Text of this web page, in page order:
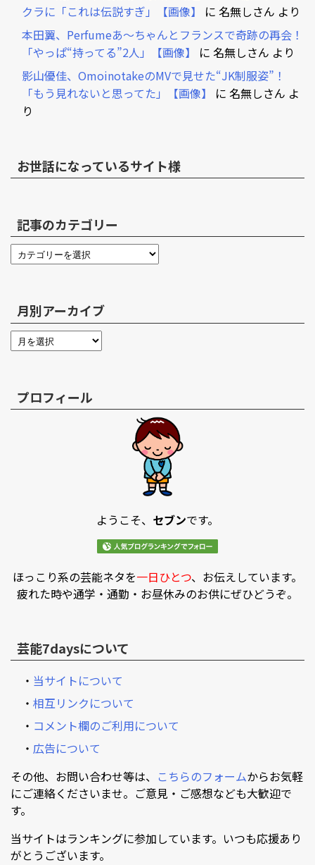
クラに「これは伝説すぎ」【画像】
に 名無しさん より
本田翼、Perfumeあ～ちゃんとフランスで奇跡の再会！
「やっぱ“持ってる”2人」【画像】
に 名無しさん より
影山優佳、OmoinotakeのMVで見せた“JK制服姿”！
「もう見れないと思ってた」【画像】
に 名無しさん よ
り
お世話になっているサイト様
記事のカテゴリー
月別アーカイブ
プロフィール
ようこそ、 セブンです。
ほっこり系の芸能ネタを一日ひとつ、お伝えしています。
疲れた時や通学・通勤・お昼休みのお供にぜひどうぞ。
芸能7daysについて
・ 当サイトについて
・ 相互リンクについて
・ コメント欄のご利用について
・ 広告について
その他、お問い合わせ等は、 こちらのフォームからお気軽
にご連絡くださいませ。ご意見・ご感想なども大歓迎で
す。
当サイトはランキングに参加しています。いつも応援あり
がとうございます。